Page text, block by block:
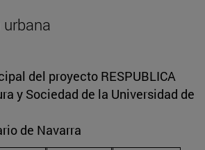
urbana
del proyecto RESPUBLICA
y Sociedad de la Universidad de
de Navarra